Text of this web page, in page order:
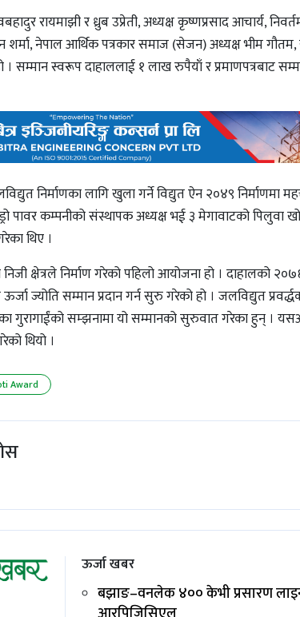
रायमाझी र ध्रुब उप्रेती, अध्यक्ष कृष्णप्रसाद आचार्य,
शर्मा, नेपाल आर्थिक पत्रकार समाज (सेजन) अध्यक्ष भीम
। सम्मान स्वरूप दाहाललाई १ लाख रुपैयाँ र प्रमाणपत्रबाट
निर्माणका लागि खुला गर्ने विद्युत ऐन २०४९ निर्माणमा
पावर कम्पनीको संस्थापक अध्यक्ष भई ३ मेगावाटको पिलुवा
थिए ।
क्षेत्रले निर्माण गरेको पहिलो आयोजना हो । दाहालको
ज्योति सम्मान प्रदान गर्न सुरु गरेको हो । जलविद्युत
गुरागाईंको सम्झनामा यो सम्मानको सुरुवात गरेका हुन् ।
थियो ।
Award
ऊर्जा खबर
बझाङ–वनलेक ४०० केभी प्रसारण